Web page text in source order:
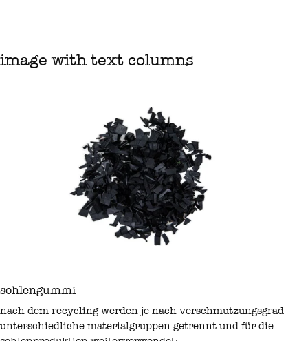
image with text columns
sohlengummi
nach dem recycling werden je nach verschmutzungsgrad
unterschiedliche materialgruppen getrennt und für die